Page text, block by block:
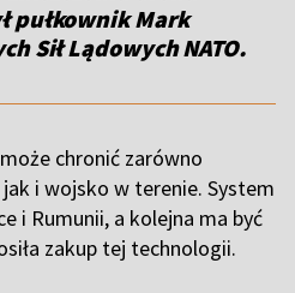
pułkownik Mark
Sił Lądowych NATO.
chronić zarówno
i wojsko w terenie. System
i Rumunii, a kolejna ma być
zakup tej technologii.